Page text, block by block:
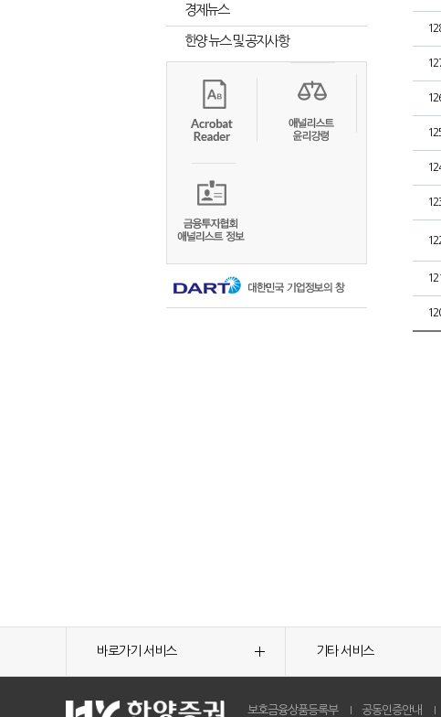
경제뉴스
한양 뉴스 및 공지사항
121
바로가기 서비스 기타 서비스
보호금융상품등록부 공동인증안내